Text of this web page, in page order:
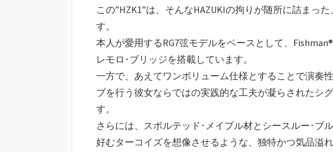
この”HZK1”は、そんなHAZUKIの拘りが随所に詰まっ
す。
本人が愛用するRG7弦モデルをベースとして、
レモロ･ブリッジを搭載しています。
一方で、あえてワンボリューム仕様とすることで演奏
ブを行う彼女ならではの実践的な工夫が凝らされたシ
す。
さらには、スポルテッド･メイプル材とシースルー･ブ
好むターコイズを想像させるような、独特かつ気品溢